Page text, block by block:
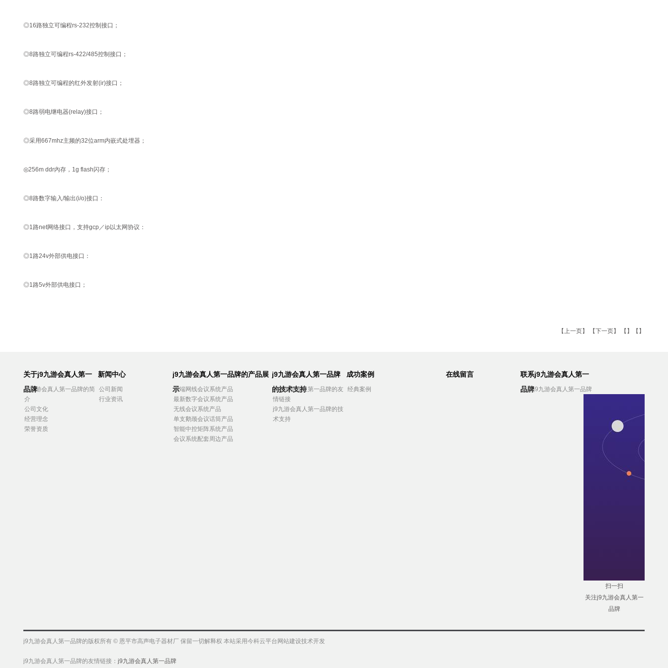
◎16路独立可编程rs-232控制接口；
◎8路独立可编程rs-422/485控制接口；
◎8路独立可编程的红外发射(ir)接口；
◎8路弱电继电器(relay)接口；
◎采用667mhz主频的32位arm内嵌式处埋器；
◎256m ddr內存，1g flash闪存；
◎8路数字输入/输出(i/o)接口：
◎1路net网络接口，支持gcp／ip以太网协议：
◎1路24v外部供电接口：
◎1路5v外部供电接口；
【上一页】 【下一页】 【】【】
关于j9九游会真人第一
品牌
j9九游会真人第一品牌的简
介
公司文化
经营理念
荣誉资质
新闻中心
公司新闻
行业资讯
j9九游会真人第一品牌的产品展
示
高端网线会议系统产品
最新数字会议系统产品
无线会议系统产品
单支鹅颈会议话筒产品
智能中控矩阵系统产品
会议系统配套周边产品
j9九游会真人第一品牌
的技术支持
j9九游会真人第一品牌的友
情链接
j9九游会真人第一品牌的技
术支持
成功案例
经典案例
在线留言
联系j9九游会真人第一
品牌
联系j9九游会真人第一品牌
扫一扫
关注j9九游会真人第一
品牌
j9九游会真人第一品牌的版权所有 © 恩平市高声电子器材厂 保留一切解释权 本站采用今科云平台网站建设技术开发
j9九游会真人第一品牌的友情链接： j9九游会真人第一品牌